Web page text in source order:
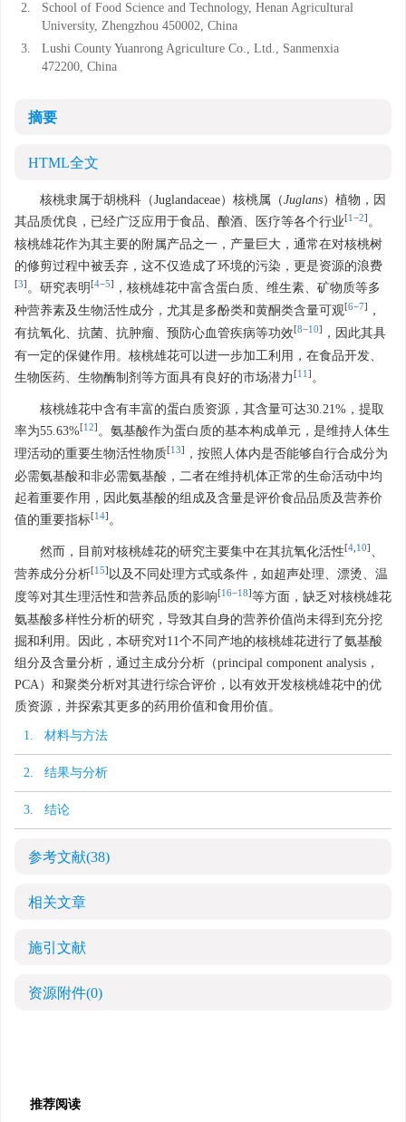
2.
School of Food Science and Technology, Henan Agricultural
University, Zhengzhou 450002, China
3.
Lushi County Yuanrong Agriculture Co., Ltd., Sanmenxia
472200, China
摘要
HTML全文
核桃隶属于胡桃科（Juglandaceae）核桃属（Juglans）植物，因
其品质优良，已经广泛应用于食品、酿酒、医疗等各个行业[1 −2] 。
核桃雄花作为其主要的附属产品之一，产量巨大，通常在对核桃树
的修剪过程中被丢弃，这不仅造成了环境的污染，更是资源的浪费
[3] 。研究表明 [4−5]
，核桃雄花中富含蛋白质、维生素、矿物质等多
种营养素及生物活性成分，尤其是多酚类和黄酮类含量可观[6−7]
，
有抗氧化、抗菌、抗肿瘤、预防心血管疾病等功效[8−10]
，因此其具
有一定的保健作用。核桃雄花可以进一步加工利用，在食品开发、
生物医药、生物酶制剂等方面具有良好的市场潜力 [11 ] 。
核桃雄花中含有丰富的蛋白质资源，其含量可达30.21%，提取
率为55.63%[12] 。氨基酸作为蛋白质的基本构成单元，是维持人体生
理活动的重要生物活性物质[13]
，按照人体内是否能够自行合成分为
必需氨基酸和非必需氨基酸，二者在维持机体正常的生命活动中均
起着重要作用，因此氨基酸的组成及含量是评价食品品质及营养价
值的重要指标[14] 。
然而，目前对核桃雄花的研究主要集中在其抗氧化活性[4 10] 、
营养成分分析[15] 以及不同处理方式或条件，如超声处理、漂烫、温
度等对其生理活性和营养品质的影响[16−18]等方面，缺乏对核桃雄花
氨基酸多样性分析的研究，导致其自身的营养价值尚未得到充分挖
掘和利用。因此，本研究对11个不同产地的核桃雄花进行了氨基酸
组分及含量分析，通过主成分分析（principal component analysis，
PCA）和聚类分析对其进行综合评价，以有效开发核桃雄花中的优
质资源，并探索其更多的药用价值和食用价值。
1. 材料与方法
2. 结果与分析
3. 结论
参考文献(38)
相关文章
施引文献
资源附件(0)